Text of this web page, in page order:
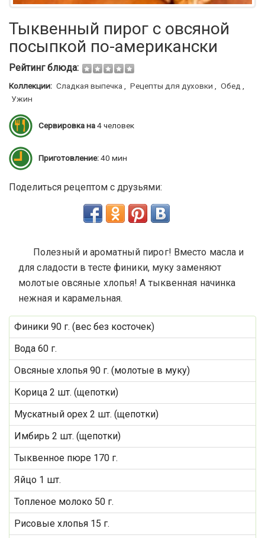
Тыквенный пирог с овсяной
посыпкой по-американски
Рейтинг блюда:
Коллекции: Сладкая выпечка Рецепты для духовки Обед
Ужин
Сервировка на4 человек
Приготовление:40 мин
Поделиться рецептом с друзьями:
Полезный и ароматный пирог! Вместо масла и
для сладости в тесте финики, муку заменяют
молотые овсяные хлопья! А тыквенная начинка
нежная и карамельная.
Финики 90 г. (вес без косточек)
Вода 60 г.
Овсяные хлопья 90 г. (молотые в муку)
Корица 2 шт. (щепотки)
Мускатный орех 2 шт. (щепотки)
Имбирь 2 шт. (щепотки)
Тыквенное пюре 170 г.
Яйцо 1 шт.
Топленое молоко 50 г.
Рисовые хлопья 15 г.